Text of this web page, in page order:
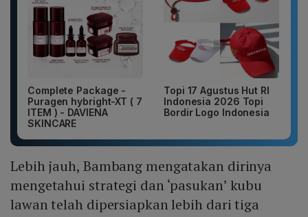
Complete Package -
Puragen hybright-XT ( 7
ITEM ) - DAVIENA
SKINCARE
Topi 17 Agustus Hut RI
Indonesia 2026 Topi
Bordir Logo Indonesia
Lebih jauh, Bambang mengatakan dirinya
mengetahui strategi dan ‘pasukan’ kubu
lawan telah dipersiapkan lebih dari tiga